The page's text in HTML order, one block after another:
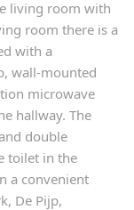
living room with
room there is a
with a
wall-mounted
microwave
hallway. The
double
toilet in the
a convenient
De Pijp,